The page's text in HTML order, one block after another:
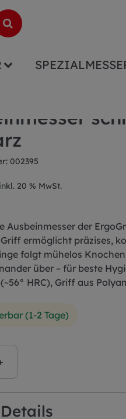
002395
inkl. 20 % MwSt.
Ausbeinmesser der
ermöglicht präzises,
folgt mühelos
über – für beste
HRC), Griff aus
(1-2 Tage)